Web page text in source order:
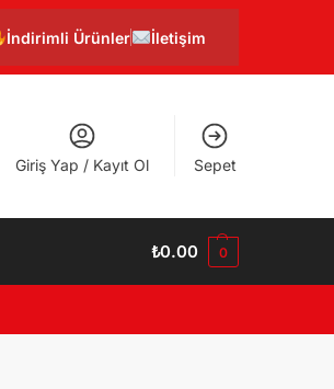
İndirimli Ürünler İletişim
Giriş Yap / Kayıt Ol Sepet
₺0.00 0